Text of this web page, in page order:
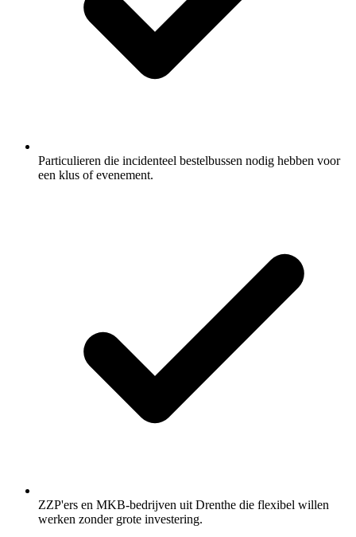
Particulieren die incidenteel bestelbussen nodig hebben voor
een klus of evenement.
ZZP'ers en MKB-bedrijven uit Drenthe die flexibel willen
werken zonder grote investering.